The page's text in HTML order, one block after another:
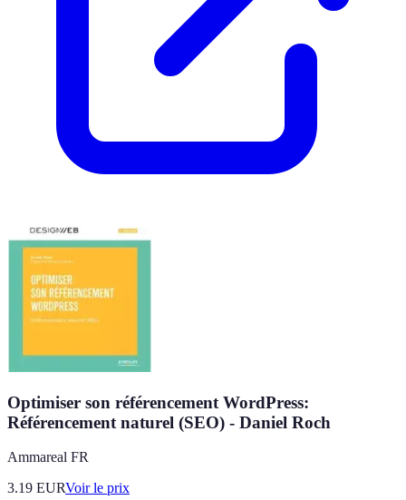
Optimiser son référencement WordPress:
Référencement naturel (SEO) - Daniel Roch
Ammareal FR
3.19 EURVoir le prix